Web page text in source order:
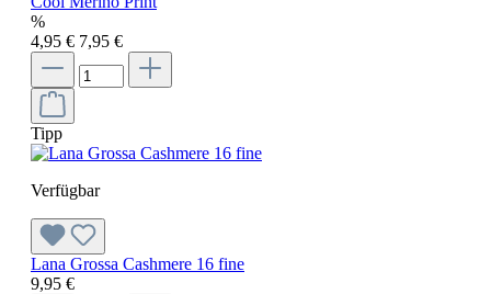
%
4,95 € 7,95 €
Tipp
Verfügbar
Lana Grossa Cashmere 16 fine
9,95 €